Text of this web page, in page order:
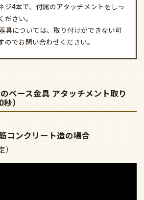
ジ4本で、付属のアタッチメントをしっ
ださい。
具については、取り付けができない可
のでお問い合わせください。
ベース金具 アタッチメント取り
）
コンクリート造の場合